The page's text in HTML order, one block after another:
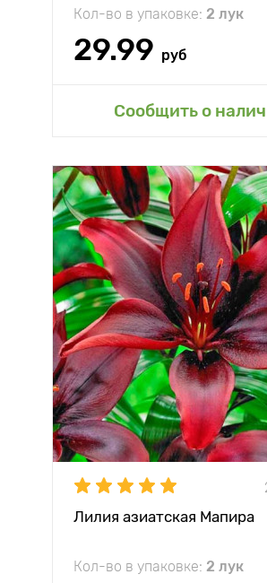
Кол-во в упаковке: 2 лук
29.99 руб
Сообщить о
Лилия азиатская Мапира
Кол-во в упаковке: 2 лук